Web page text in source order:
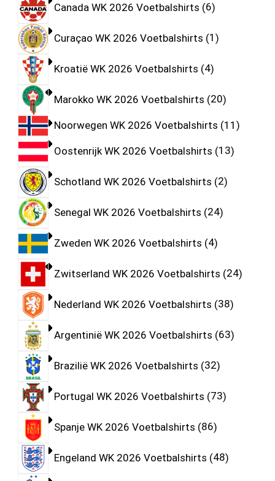
Canada WK 2026 Voetbalshirts 6
Curaçao WK 2026 Voetbalshirts 1
Kroatië WK 2026 Voetbalshirts 4
Marokko WK 2026 Voetbalshirts 20
Noorwegen WK 2026 Voetbalshirts 11
Oostenrijk WK 2026 Voetbalshirts 13
Schotland WK 2026 Voetbalshirts 2
Senegal WK 2026 Voetbalshirts 24
Zweden WK 2026 Voetbalshirts 4
Zwitserland WK 2026 Voetbalshirts 24
Nederland WK 2026 Voetbalshirts 38
Argentinië WK 2026 Voetbalshirts 63
Brazilië WK 2026 Voetbalshirts 32
Portugal WK 2026 Voetbalshirts 73
Spanje WK 2026 Voetbalshirts 86
Engeland WK 2026 Voetbalshirts 48